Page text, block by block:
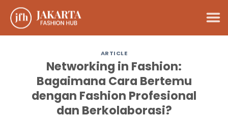
Skip
content
ARTICLE
Networking in Fashion:
Bagaimana Cara Bertemu
dengan Fashion Profesional
dan Berkolaborasi?